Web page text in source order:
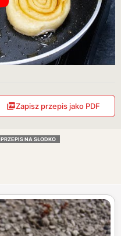
Zapisz przepis jako PDF
PRZEPIS NA SŁODKO